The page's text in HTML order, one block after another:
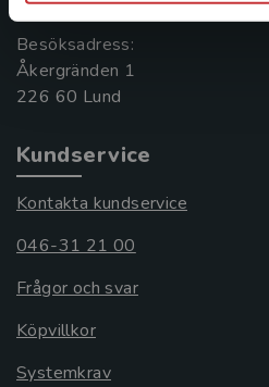
Besöksadress:
Åkergränden 1
Kundservice
Kontakta kundservice
046-31 21 00
Frågor och svar
Köpvillkor
Systemkrav